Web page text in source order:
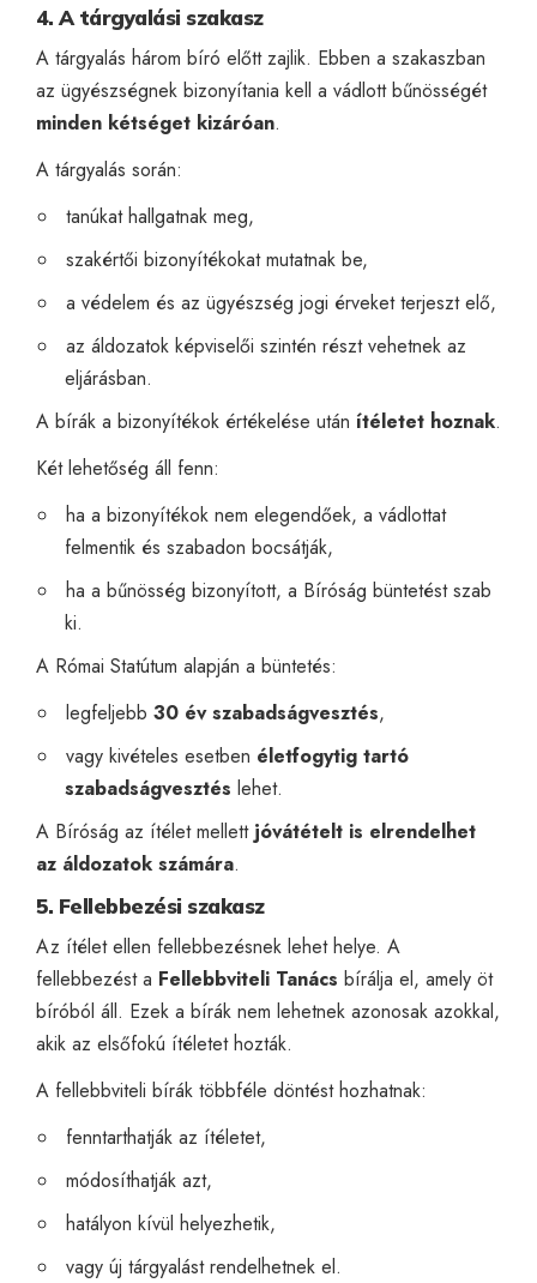
4. A tárgyalási szakasz
A tárgyalás három bíró előtt zajlik. Ebben a szakaszban
az ügyészségnek bizonyítania kell a vádlott bűnösségét
minden kétséget kizáróan.
A tárgyalás során:
tanúkat hallgatnak meg,
szakértői bizonyítékokat mutatnak be,
a védelem és az ügyészség jogi érveket terjeszt elő,
az áldozatok képviselői szintén részt vehetnek az
eljárásban.
A bírák a bizonyítékok értékelése után ítéletet hoznak.
Két lehetőség áll fenn:
ha a bizonyítékok nem elegendőek, a vádlottat
felmentik és szabadon bocsátják,
ha a bűnösség bizonyított, a Bíróság büntetést szab
ki.
A Római Statútum alapján a büntetés:
legfeljebb 30 év szabadságvesztés,
vagy kivételes esetben életfogytig tartó
szabadságvesztés lehet.
A Bíróság az ítélet mellett jóvátételt is elrendelhet
az áldozatok számára.
5. Fellebbezési szakasz
Az ítélet ellen fellebbezésnek lehet helye. A
fellebbezést a Fellebbviteli Tanács bírálja el, amely öt
bíróból áll. Ezek a bírák nem lehetnek azonosak azokkal,
akik az elsőfokú ítéletet hozták.
A fellebbviteli bírák többféle döntést hozhatnak:
fenntarthatják az ítéletet,
módosíthatják azt,
hatályon kívül helyezhetik,
vagy új tárgyalást rendelhetnek el.